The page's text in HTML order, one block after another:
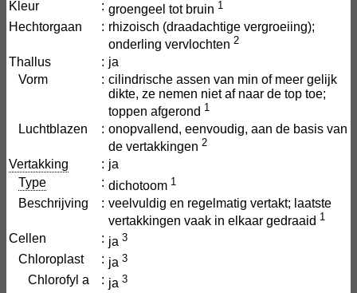
Kleur : groengeel tot bruin 1
Hechtorgaan : rhizoisch (draadachtige vergroeiing);
onderling vervlochten 2
Thallus : ja
Vorm
: cilindrische assen van min of meer gelijk
dikte, ze nemen niet af naar de top toe;
toppen afgerond 1
Luchtblazen : onopvallend, eenvoudig, aan de basis van
de vertakkingen 2
Vertakking : ja
Type
: dichotoom 1
Beschrijving : veelvuldig en regelmatig vertakt; laatste
vertakkingen vaak in elkaar gedraaid 1
Cellen : ja 3
Chloroplast : ja 3
Chlorofyl a : ja 3